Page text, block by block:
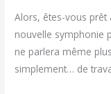
Alors, êtes-vous prêt
nouvelle symphonie
ne parlera même
simplement… de